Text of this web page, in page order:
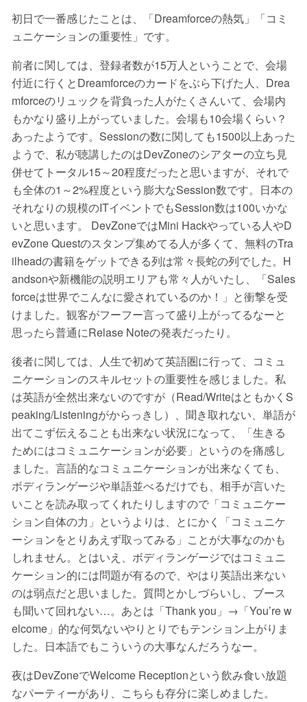
初日で一番感じたことは、「Dreamforceの熱気」「コミ
ュニケーションの重要性」です。
前者に関しては、登録者数が15万人ということで、会場
付近に行くとDreamforceのカードをぶら下げた人、Drea
mforceのリュックを背負った人がたくさんいて、会場内
もかなり盛り上がっていました。会場も10会場くらい？
あったようです。Sessionの数に関しても1500以上あった
ようで、私が聴講したのはDevZoneのシアターの立ち見
併せてトータル15～20程度だったと思いますが、それで
も全体の1～2%程度という膨大なSession数です。日本の
それなりの規模のITイベントでもSession数は100いかな
いと思います。 DevZoneではMini Hackやっている人やD
evZone Questのスタンプ集めてる人が多くて、無料のTra
ilheadの書籍をゲットできる列は常々長蛇の列でした。H
andsonや新機能の説明エリアも常々人がいたし、「Sales
forceは世界でこんなに愛されているのか！」と衝撃を受
けました。観客がフーフー言って盛り上がってるなーと
思ったら普通にRelase Noteの発表だったり。
後者に関しては、人生で初めて英語圏に行って、コミュ
ニケーションのスキルセットの重要性を感じました。私
は英語が全然出来ないのですが（Read/WriteはともかくS
peaking/Listeningがからっきし）、聞き取れない、単語が
出てこず伝えることも出来ない状況になって、「生きる
ためにはコミュニケーションが必要」というのを痛感し
ました。言語的なコミュニケーションが出来なくても、
ボディランゲージや単語並べるだけでも、相手が言いた
いことを読み取ってくれたりしますので「コミュニケー
ション自体の力」というよりは、とにかく「コミュニケ
ーションをとりあえず取ってみる」ことが大事なのかも
しれません。とはいえ、ボディランゲージではコミュニ
ケーション的には問題が有るので、やはり英語出来ない
のは弱点だと思いました。質問とかしづらいし、ブース
も聞いて回れない…。あとは「Thank you」→「You’re w
elcome」的な何気ないやりとりでもテンション上がりま
した。日本語でもこういうの大事なんだろうなー。
夜はDevZoneでWelcome Receptionという飲み食い放題
なパーティーがあり、こちらも存分に楽しめました。